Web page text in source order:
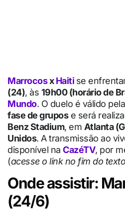
MarrocosxHaiti se
(24), às 19h00 (horário de
Mundo. O duelo é válido pela
fase de grupose será
Benz Stadium, em Atlanta
Unidos. A transmissão ao
disponível na CazéTV, por
(acesse o link no fim do texto
Onde assistir:
(24/6)